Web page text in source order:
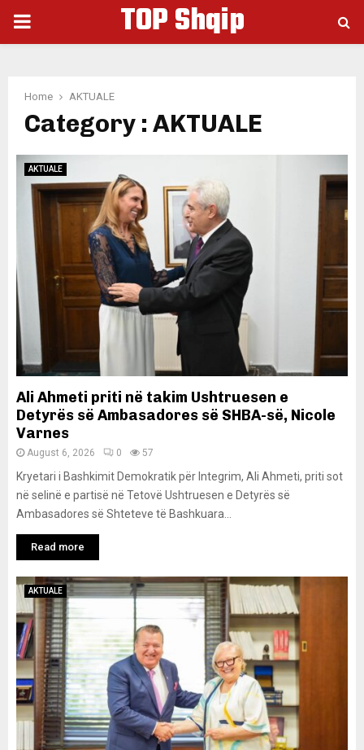
PRIMARY
TOP Shqip
Home AKTUALE
Category : AKTUALE
AKTUALE
Ali Ahmeti priti në takim Ushtruesen e
Detyrës së Ambasadores së SHBA-së, Nicole
Varnes
August 6, 2026 0 57
Kryetari i Bashkimit Demokratik për Integrim, Ali Ahmeti, priti sot
në selinë e partisë në Tetovë Ushtruesen e Detyrës së
Ambasadores së Shteteve të Bashkuara...
Read more
AKTUALE